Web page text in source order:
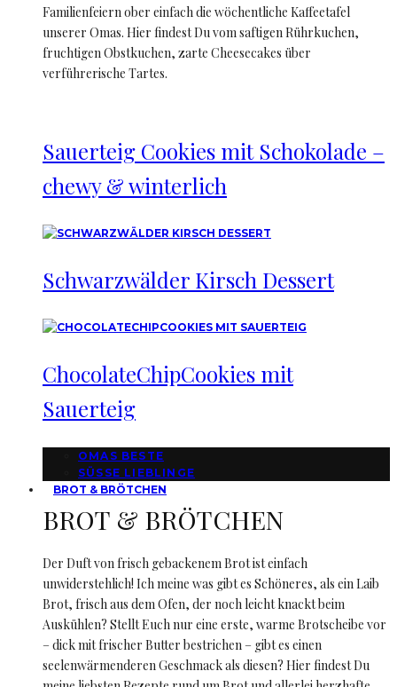
Familienfeiern ober einfach die wöchentliche Kaffeetafel
unserer Omas. Hier findest Du vom saftigen Rührkuchen,
fruchtigen Obstkuchen, zarte Cheesecakes über
verführerische Tartes.
Sauerteig Cookies mit Schokolade –
chewy & winterlich
Schwarzwälder Kirsch Dessert
ChocolateChipCookies mit
Sauerteig
OMAS BESTE
SÜSSE LIEBLINGE
BROT & BRÖTCHEN
BROT & BRÖTCHEN
Der Duft von frisch gebackenem Brot ist einfach
unwiderstehlich! Ich meine was gibt es Schöneres, als ein Laib
Brot, frisch aus dem Ofen, der noch leicht knackt beim
Auskühlen? Stellt Euch nur eine erste, warme Brotscheibe vor
– dick mit frischer Butter bestrichen – gibt es einen
seelenwärmenderen Geschmack als diesen? Hier findest Du